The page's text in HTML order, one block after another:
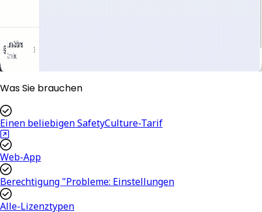
Was Sie brauchen
Einen beliebigen SafetyCulture-Tarif
Web-App
Berechtigung "Probleme: Einstellungen
Alle-Lizenztypen